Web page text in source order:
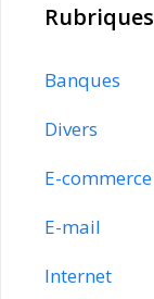
Rubriques
Banques
Divers
E-commerce
E-mail
Internet